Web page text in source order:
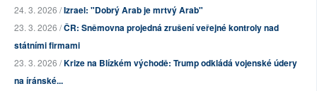
24. 3. 2026 /Izrael: "Dobrý Arab je mrtvý Arab"
23. 3. 2026 /ČR: Sněmovna projedná zrušení veřejné kontroly nad
státními firmami
23. 3. 2026 /Krize na Blízkém východě: Trump odkládá vojenské údery
na íránské...